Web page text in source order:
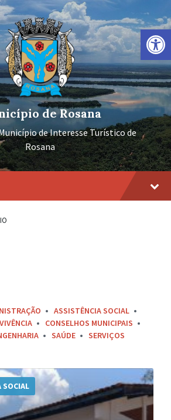
Barra de Ferramentas Aberta
de Rosana
de Interesse Turístico de
Rosana
ASSISTÊNCIA SOCIAL
CONSELHOS MUNICIPAIS
SAÚDE SERVIÇOS
SOCIAL